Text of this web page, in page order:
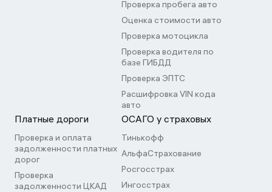
Проверка пробега авто
Оценка стоимости авто
Проверка мотоцикла
Проверка водителя по
базе ГИБДД
Проверка ЭПТС
Расшифровка VIN кода
авто
Платные дороги
Проверка и оплата
задолженности платных
дорог
Проверка
задолженности ЦКАД
ОСАГО у страховых
Тинькофф
АльфаСтрахование
Росгосстрах
Ингосстрах